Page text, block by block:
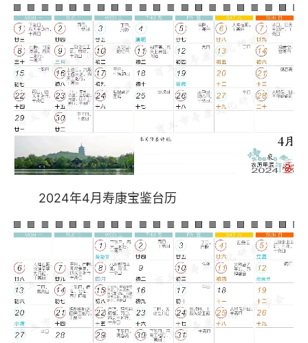
2024年4月寿康宝鉴台历